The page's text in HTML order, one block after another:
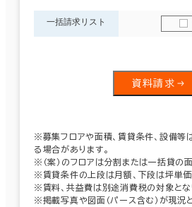
一括請求リスト
資料請求
※募集フロアや面積、賃貸条件、設備等
る場合があります。
※（案）のフロアは分割または一括貸の面
※賃貸条件の上段は月額、下段は坪単価
※賃料、共益費は別途消費税の対象とな
※掲載写真や図面（パース含む）が現況